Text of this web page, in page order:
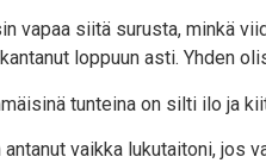
vapaa sii­tä surus­ta, min­kä
lop­puun asti. Yhden
tun­tei­na on sil­ti ilo ja
vaik­ka luku­tai­to­ni, jos